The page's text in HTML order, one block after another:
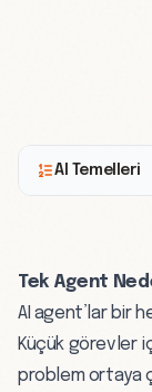
AI Temelleri
Tek Agent
AI agent’larbir
Küçük görevler
problem ortaya